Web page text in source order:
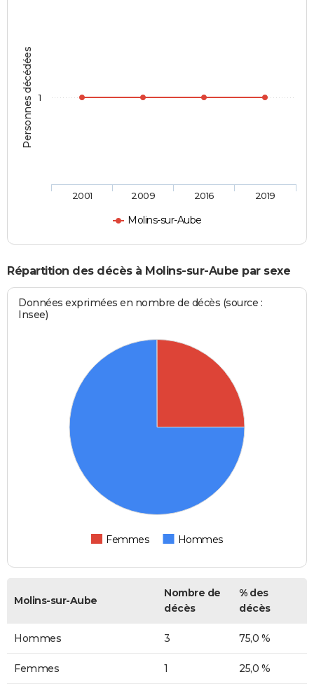
Personnes décédées
Molins-sur-Aube
2001 2009 2016 2019
1
Répartition des décès à Molins-sur-Aube par sexe
Données exprimées en nombre de décès (source :
Insee)
Femmes Hommes
Molins-sur-Aube
Nombre de
décès
% des
décès
Hommes 3 75,0 %
Femmes 1 25,0 %